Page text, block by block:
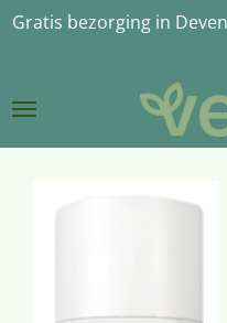
Ga
de
Gratis bezorging in